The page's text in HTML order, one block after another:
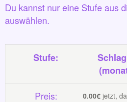
Du kannst nur eine Stufe aus
auswählen.
0.00€jetzt,